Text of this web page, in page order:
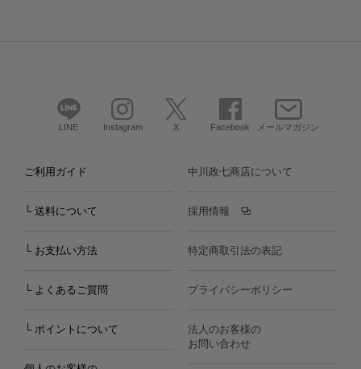
LINE Instagram X Facebook メールマガジン
ご利用ガイド
└ 送料について
└ お支払い方法
└ よくあるご質問
└ ポイントについて
中川政七商店について
採用情報
特定商取引法の表記
プライバシーポリシー
法人のお客様の
お問い合わせ